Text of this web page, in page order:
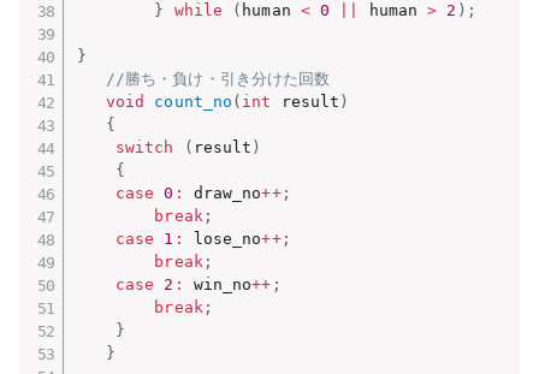
} while ( human < 0 human > 2 ) ;
}
//勝ち・負け・引き分けた回数
void
count_no ( int result )
{
switch
( result )
{
case
0 : draw_no++;
break;
case
1 : lose_no++;
break;
case
2 : win_no++ ;
break;
}
}